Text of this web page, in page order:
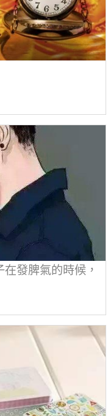
發脾氣的時候，